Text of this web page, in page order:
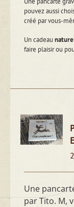
pouvez aussi
créé par vous-
Un cadeau
faire plaisir ou
Une
par Tito. M,